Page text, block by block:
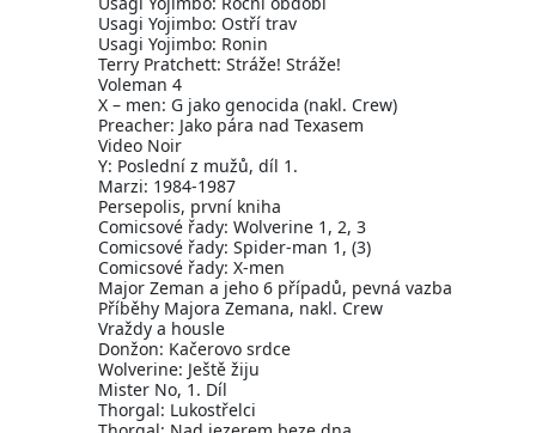
Usagi Yojimbo: Ostří trav
Usagi Yojimbo: Ronin
Terry Pratchett: Stráže! Stráže!
Voleman 4
X – men: G jako genocida (nakl. Crew)
Preacher: Jako pára nad Texasem
Video Noir
Y: Poslední z mužů, díl 1.
Marzi: 1984-1987
Persepolis, první kniha
Comicsové řady: Wolverine 1, 2, 3
Comicsové řady: Spider-man 1, (3)
Comicsové řady: X-men
Major Zeman a jeho 6 případů, pevná vazba
Příběhy Majora Zemana, nakl. Crew
Vraždy a housle
Donžon: Kačerovo srdce
Wolverine: Ještě žiju
Mister No, 1. Díl
Thorgal: Lukostřelci